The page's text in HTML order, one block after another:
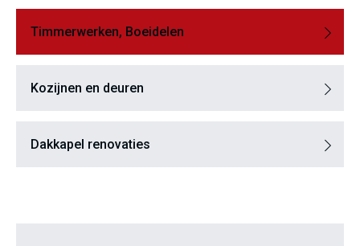
Timmerwerken, Boeidelen
Kozijnen en deuren
Dakkapel renovaties